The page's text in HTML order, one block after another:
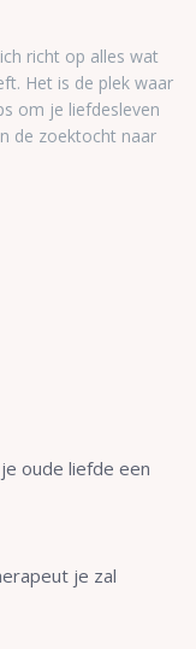
richt op alles wat
Het is de plek waar
om je liefdesleven
de zoektocht naar
oude liefde een
je zal